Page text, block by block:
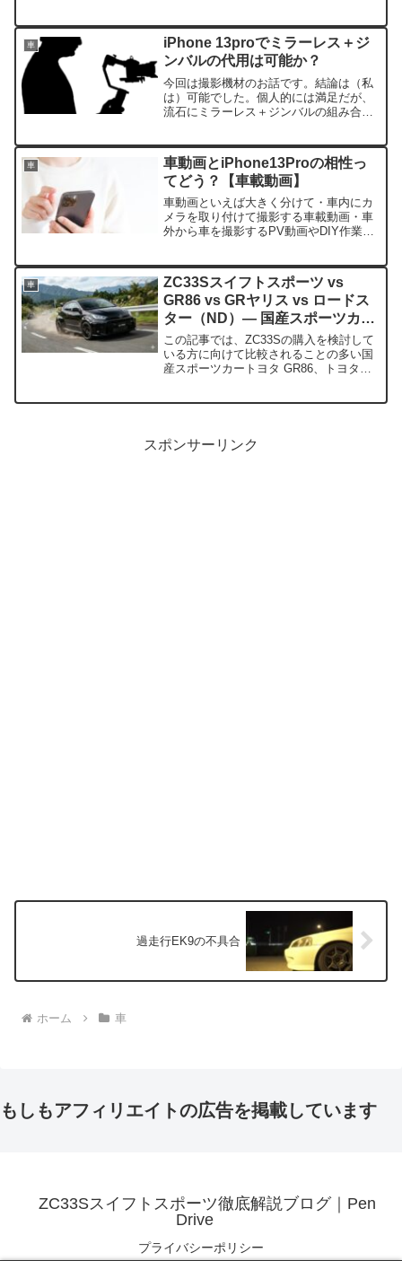
車載動画PV風動画その他の動画愛車紹介
伸びる...
車
iPhone 13proでミラーレス＋ジ
ンバルの代用は可能か？
今回は撮影機材のお話です。結論は（私
は）可能でした。個人的には満足だが、
流石にミラーレス＋ジンバルの組み合わ
カメラやカメラ機材に関してはもっと無
知です😅）文句ばっか言っ...
車
車動画とiPhone13Proの相性っ
てどう？【車載動画】
車動画といえば大きく分けて・車内にカ
メラを取り付けて撮影する車載動画・車
外から車を撮影するPV動画やDIY作業動
で大きくは変わらないかな）一台でまか
なえるか？と...
車
ZC33Sスイフトスポーツ vs
GR86 vs GRヤリス vs ロードス
ター（ND）— 国産スポーツカー
4台徹底比較
この記事では、ZC33Sの購入を検討して
いる方に向けて比較されることの多い国
産スポーツカートヨタ GR86、トヨタ
スポンサーリンク
過走行EK9の不具合
ホーム 車
もしもアフィリエイトの広告を掲載しています
ZC33Sスイフトスポーツ徹底解説ブログ｜Pen
Drive
プライバシーポリシー